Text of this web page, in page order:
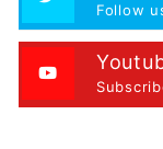
Follow